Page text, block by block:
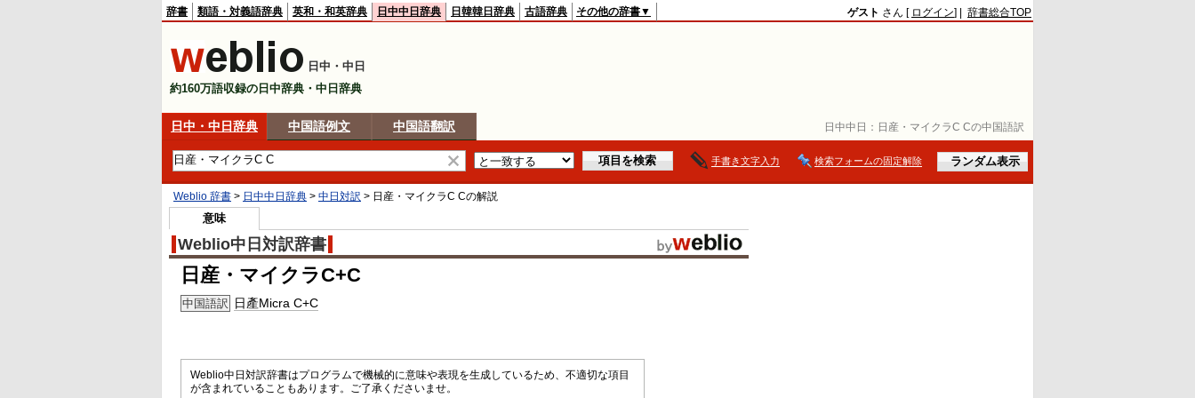
日中中日： 日産・マイクラC Cの中国語訳
辞書 類語・対義語辞典 英和・和英辞典 日中中日辞典 日韓韓日辞典 古語辞典 その他の辞書▼ ゲスト さん [ ログイン] | 辞書総合TOP
日中・中日
約160万語収録の日中辞典・中日辞典
日中・中日辞典 中国語例文 中国語翻訳
手書き文字入力 検索フォームの固定解除
Weblio 辞書 > 日中中日辞典 > 中日対訳 > 日産・マイクラC Cの解説
意味
Weblio中日対訳辞書
日産・マイクラC+C
中国語訳 日產Micra C+C
Weblio中日対訳辞書はプログラムで機械的に意味や表現を生成しているため、不適切な項目
が含まれていることもあります。ご了承くださいませ。